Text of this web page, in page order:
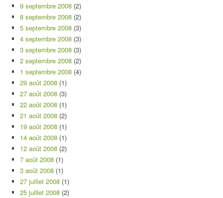
9 septembre 2008 (2)
8 septembre 2008 (2)
5 septembre 2008 (3)
4 septembre 2008 (3)
3 septembre 2008 (3)
2 septembre 2008 (2)
1 septembre 2008 (4)
29 août 2008 (1)
27 août 2008 (3)
22 août 2008 (1)
21 août 2008 (2)
19 août 2008 (1)
14 août 2008 (1)
12 août 2008 (2)
7 août 2008 (1)
3 août 2008 (1)
27 juillet 2008 (1)
25 juillet 2008 (2)